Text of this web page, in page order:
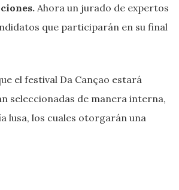
Ahora un jurado de expertos
que participarán en su final
el festival Da Cançao estará
seleccionadas de manera interna,
lusa, los cuales otorgarán una